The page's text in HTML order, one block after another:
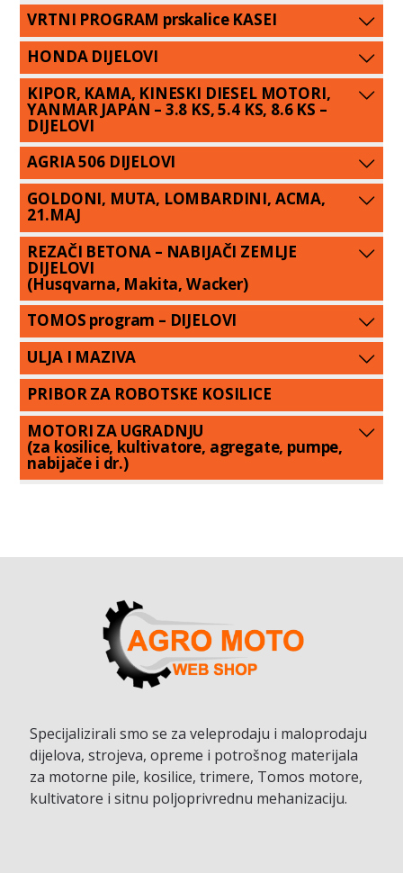
VRTNI PROGRAM prskalice KASEI
HONDA DIJELOVI
KIPOR, KAMA, KINESKI DIESEL MOTORI,
YANMAR JAPAN – 3.8 KS, 5.4 KS, 8.6 KS –
DIJELOVI
AGRIA 506 DIJELOVI
GOLDONI, MUTA, LOMBARDINI, ACMA,
21.MAJ
REZAČI BETONA – NABIJAČI ZEMLJE
DIJELOVI
(Husqvarna, Makita, Wacker)
TOMOS program – DIJELOVI
ULJA I MAZIVA
PRIBOR ZA ROBOTSKE KOSILICE
MOTORI ZA UGRADNJU
(za kosilice, kultivatore, agregate, pumpe,
nabijače i dr.)
Specijalizirali smo se za veleprodaju i maloprodaju
dijelova, strojeva, opreme i potrošnog materijala
za motorne pile, kosilice, trimere, Tomos motore,
kultivatore i sitnu poljoprivrednu mehanizaciju.